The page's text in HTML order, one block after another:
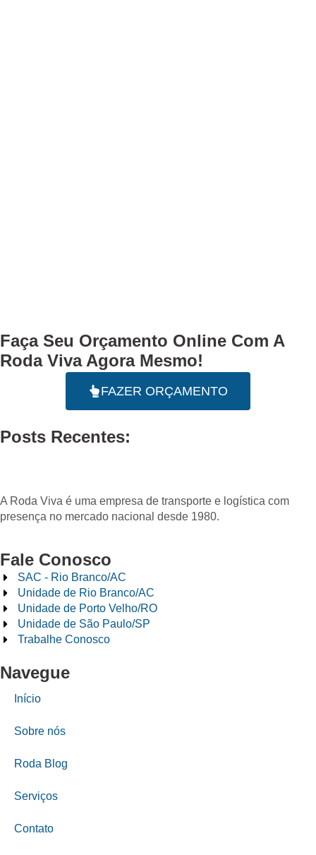
Faça Seu Orçamento Online Com A
Roda Viva Agora Mesmo!
FAZER ORÇAMENTO
Posts Recentes:
A Roda Viva é uma empresa de transporte e logística com
presença no mercado nacional desde 1980.
Fale Conosco
SAC - Rio Branco/AC
Unidade de Rio Branco/AC
Unidade de Porto Velho/RO
Unidade de São Paulo/SP
Trabalhe Conosco
Navegue
Início
Sobre nós
Roda Blog
Serviços
Contato